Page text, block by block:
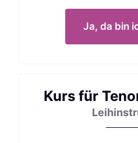
Ja, da bin
Kurs für